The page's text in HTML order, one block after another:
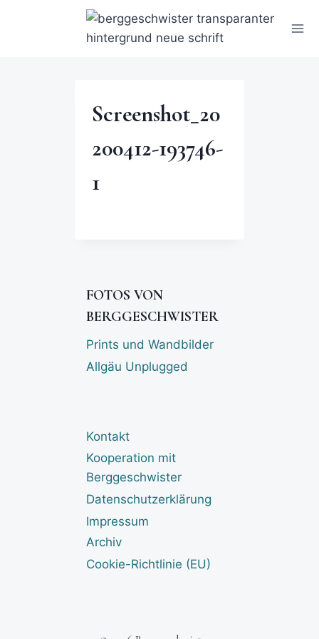
Screenshot_20
200412-193746-
1
FOTOS VON
BERGGESCHWISTER
Prints und Wandbilder
Allgäu Unplugged
Kontakt
Kooperation mit
Berggeschwister
Datenschutzerklärung
Impressum
Archiv
Cookie-Richtlinie (EU)